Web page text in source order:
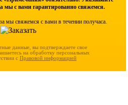
мы с вами гарантированно свяжемся.
мы свяжемся с вами в течении получаса.
данные, вы подтверждаете свое
на обработку персональных
с Правовой информацией